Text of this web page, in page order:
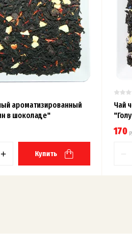
ароматизированный
в шоколаде"
+ Купить
Чай
170
−